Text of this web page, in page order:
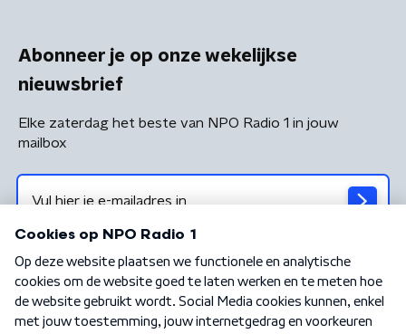
Abonneer je op onze wekelijkse
nieuwsbrief
Elke zaterdag het beste van NPO Radio 1 in jouw
mailbox
Algemene voorwaarden